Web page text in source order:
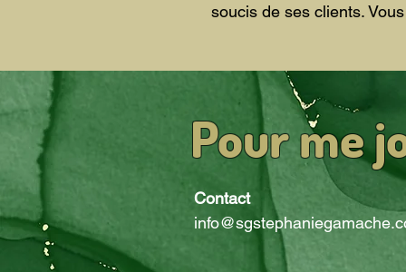
soucis de ses clients.
Pour me
Contact